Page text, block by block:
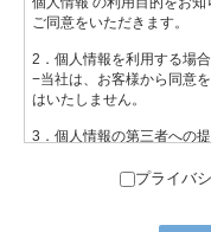
プライバ